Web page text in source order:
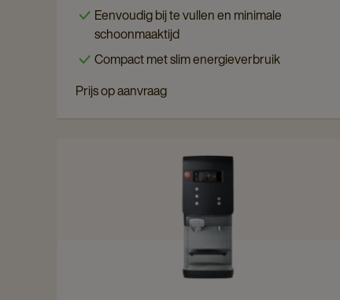
Touch
page
Eenvoudig bij te vullen en minimale
schoonmaaktijd
Compact met slim energieverbruik
Prijs op aanvraag
Navigate
to
Cafitesse
Quantum
Touch
100